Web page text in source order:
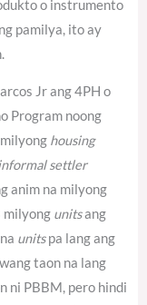
o instrumento
pamilya, ito ay
Jr ang 4PH o
Program noong
housing
settler
anim na milyong
milyong unitsang
unitspa lang ang
taon na lang
ni PBBM, pero hindi